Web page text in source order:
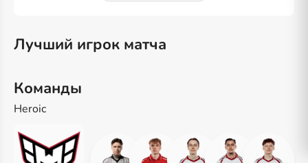
Лучший игрок матча
Команды
Heroic